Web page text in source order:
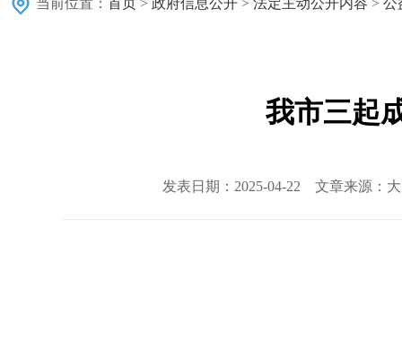
当前位置： 首页 > 政府信息公开 > 法定主动公开内容 > 公
我市三起
发表日期：2025-04-22 文章来源：